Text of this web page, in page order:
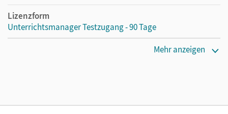
Lizenzform
Unterrichtsmanager Testzugang - 90 Tage
Unterrichtsmanager 90 Tage lang zu testen.
Mehr anzeigen